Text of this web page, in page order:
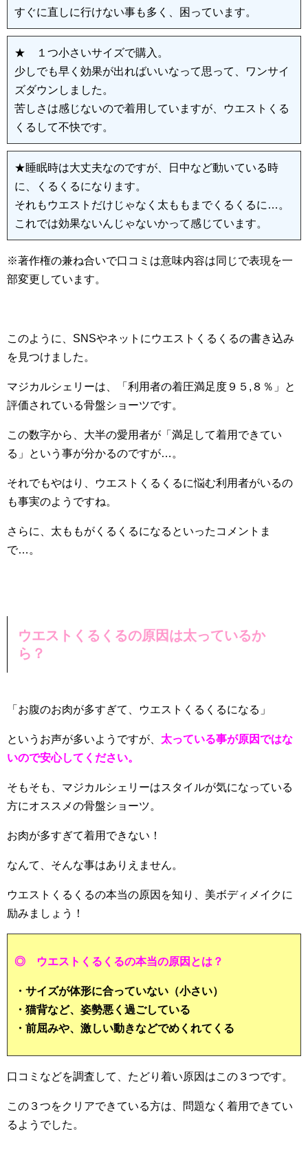
すぐに直しに行けない事も多く、困っています。
★ １つ小さいサイズで購入。
少しでも早く効果が出ればいいなって思って、ワンサイ
ズダウンしました。
苦しさは感じないので着用していますが、ウエストくる
くるして不快です。
★睡眠時は大丈夫なのですが、日中など動いている時
に、くるくるになります。
それもウエストだけじゃなく太ももまでくるくるに…。
これでは効果ないんじゃないかって感じています。
※著作権の兼ね合いで口コミは意味内容は同じで表現を一
部変更しています。
このように、SNSやネットにウエストくるくるの書き込み
を見つけました。
マジカルシェリーは、「利用者の着圧満足度９５,８％」と
評価されている骨盤ショーツです。
この数字から、大半の愛用者が「満足して着用できてい
る」という事が分かるのですが…。
それでもやはり、ウエストくるくるに悩む利用者がいるの
も事実のようですね。
さらに、太ももがくるくるになるといったコメントま
で…。
ウエストくるくるの原因は太っているか
ら？
「お腹のお肉が多すぎて、ウエストくるくるになる」
というお声が多いようですが、 太っている事が原因ではな
いので安心してください。
そもそも、マジカルシェリーはスタイルが気になっている
方にオススメの骨盤ショーツ。
お肉が多すぎて着用できない！
なんて、そんな事はありえません。
ウエストくるくるの本当の原因を知り、美ボディメイクに
励みましょう！
◎ ウエストくるくるの本当の原因とは？
・サイズが体形に合っていない（小さい）
・猫背など、姿勢悪く過ごしている
・前屈みや、激しい動きなどでめくれてくる
口コミなどを調査して、たどり着い原因はこの３つです。
この３つをクリアできている方は、問題なく着用できてい
るようでした。